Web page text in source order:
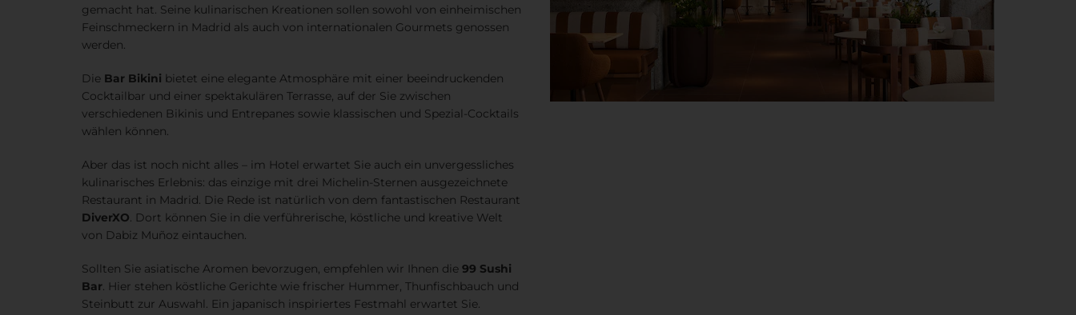
gemacht hat. Seine kulinarischen Kreationen sollen sowohl von einheimischen
Feinschmeckern in Madrid als auch von internationalen Gourmets genossen
werden.
Die Bar Bikini bietet eine elegante Atmosphäre mit einer beeindruckenden
Cocktailbar und einer spektakulären Terrasse, auf der Sie zwischen
verschiedenen Bikinis und Entrepanes sowie klassischen und Spezial-Cocktails
wählen können.
Aber das ist noch nicht alles – im Hotel erwartet Sie auch ein unvergessliches
kulinarisches Erlebnis: das einzige mit drei Michelin-Sternen ausgezeichnete
Restaurant in Madrid. Die Rede ist natürlich von dem fantastischen Restaurant
DiverXO. Dort können Sie in die verführerische, köstliche und kreative Welt
von Dabiz Muñoz eintauchen.
Sollten Sie asiatische Aromen bevorzugen, empfehlen wir Ihnen die 99 Sushi
Bar. Hier stehen köstliche Gerichte wie frischer Hummer, Thunfischbauch und
Steinbutt zur Auswahl. Ein japanisch inspiriertes Festmahl erwartet Sie.